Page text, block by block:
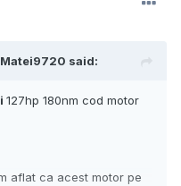
Matei9720 said:
127hp 180nm cod motor
aflat ca acest motor pe